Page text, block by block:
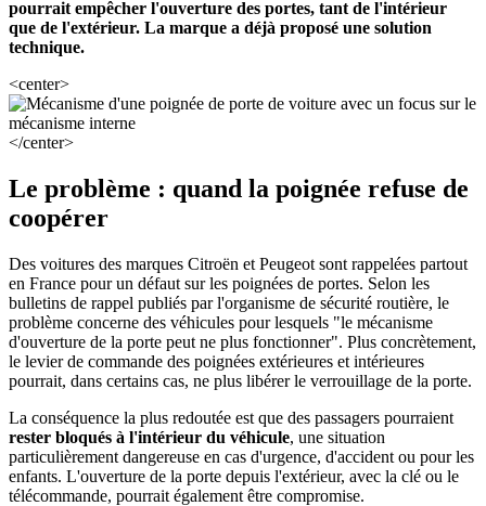
pourrait empêcher l'ouverture des portes, tant de l'intérieur
que de l'extérieur. La marque a déjà proposé une solution
technique.
<center>
</center>
Le problème : quand la poignée refuse de
coopérer
Des voitures des marques Citroën et Peugeot sont rappelées partout
en France pour un défaut sur les poignées de portes. Selon les
bulletins de rappel publiés par l'organisme de sécurité routière, le
problème concerne des véhicules pour lesquels "le mécanisme
d'ouverture de la porte peut ne plus fonctionner". Plus concrètement,
le levier de commande des poignées extérieures et intérieures
pourrait, dans certains cas, ne plus libérer le verrouillage de la porte.
La conséquence la plus redoutée est que des passagers pourraient
rester bloqués à l'intérieur du véhicule, une situation
particulièrement dangereuse en cas d'urgence, d'accident ou pour les
enfants. L'ouverture de la porte depuis l'extérieur, avec la clé ou le
télécommande, pourrait également être compromise.